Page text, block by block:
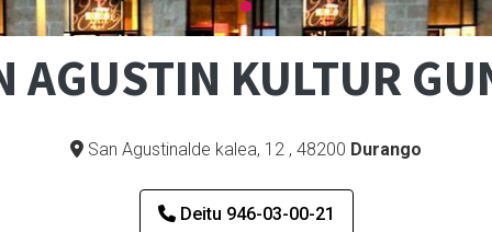
AGUSTIN KULTUR
San Agustinalde kalea, 12 , 48200 Durango
Deitu 946-03-00-21